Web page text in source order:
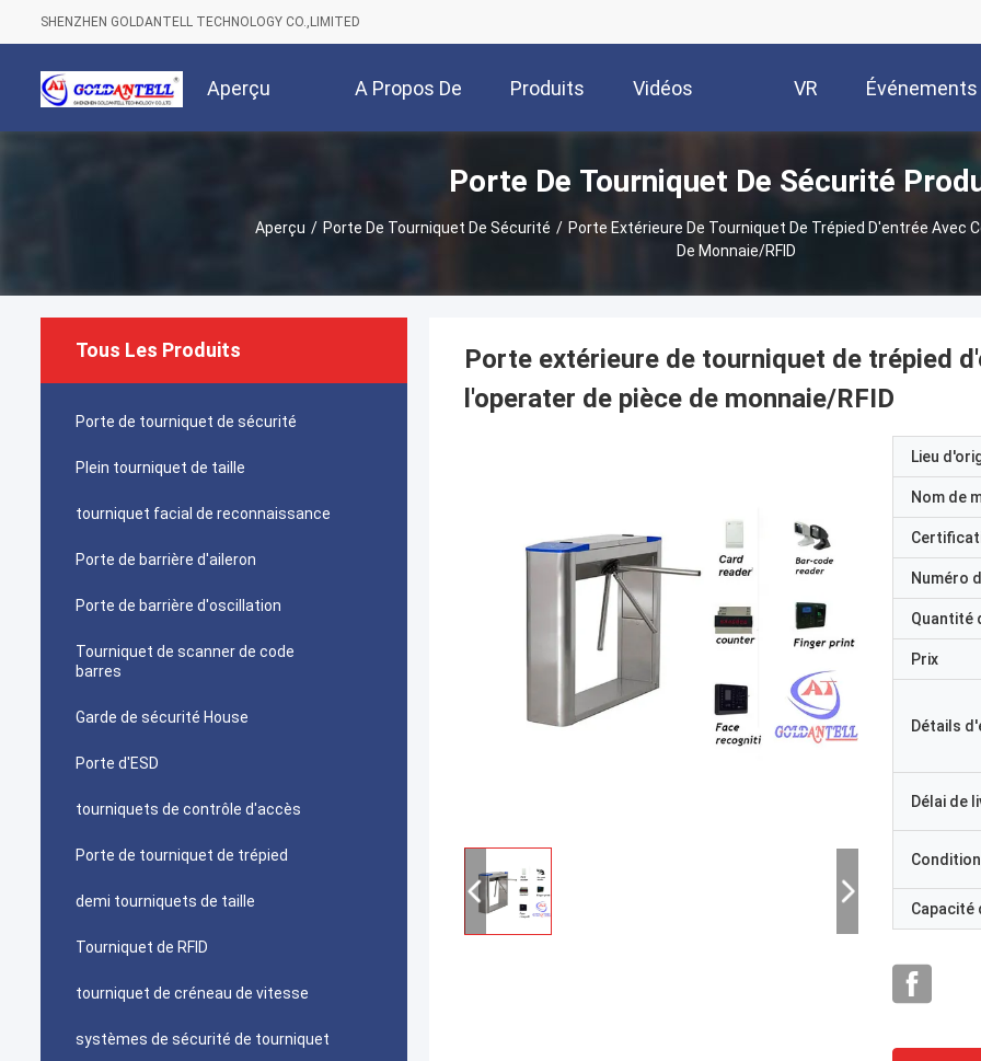
SHENZHEN GOLDANTELL TECHNOLOGY CO.,LIMITED
Aperçu A Propos De
Nous
Produits Vidéos VR
Show
Événements
Porte De Tourniquet De Sécurité
Aperçu / Porte De Tourniquet De Sécurité / Porte Extérieure De Tourniquet De Trépied D'entrée Avec
De Monnaie/RFID
Tous Les Produits
Porte de tourniquet de sécurité
Plein tourniquet de taille
tourniquet facial de reconnaissance
Porte de barrière d'aileron
Porte de barrière d'oscillation
Tourniquet de scanner de code
barres
Garde de sécurité House
Porte d'ESD
tourniquets de contrôle d'accès
Porte de tourniquet de trépied
demi tourniquets de taille
Tourniquet de RFID
tourniquet de créneau de vitesse
systèmes de sécurité de tourniquet
Porte extérieure de tourniquet de trépied
l'operater de pièce de monnaie/RFID
Lieu
Nom de
Numéro
Quantité
Prix
Détails
Délai de
Capacité